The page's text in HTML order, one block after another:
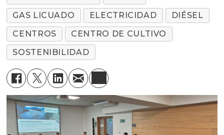
GAS LICUADO
ELECTRICIDAD
DIÉSEL
CENTROS
CENTRO DE CULTIVO
SOSTENIBILIDAD